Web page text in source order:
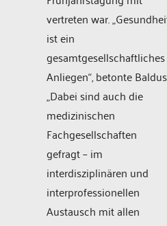
vertreten war.
ist ein
gesamtgesellschaftliches
Anliegen“, betonte
„Dabei sind auch die
medizinischen
Fachgesellschaften
gefragt – im
interdisziplinären und
interprofessionellen
Austausch mit allen